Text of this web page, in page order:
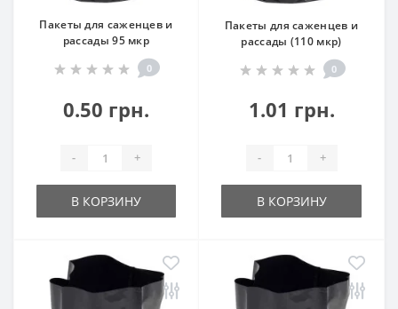
Пакеты для саженцев и
рассады 95 мкр
0
0.50 грн.
- +
В КОРЗИНУ
Пакеты для саженцев и
рассады (110 мкр)
0
1.01 грн.
- +
В КОРЗИНУ